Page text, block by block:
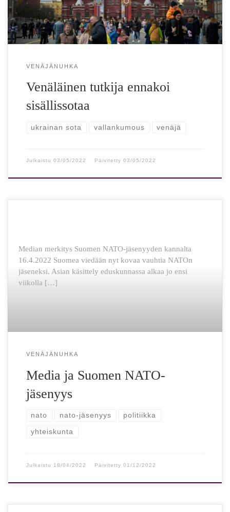
VENÄJÄNUHKA
Venäläinen tutkija ennakoi
sisällissotaa
ukrainan sota vallankumous venäjä
Julkaistu 03/05/2022 Päivitetty 03/05/2022
Median merkitys Suomen NATO-jäsenyyden kannalta
16.4.2022 Suomea viedään nyt kovaa vauhtia NATOn
jäseneksi. Asian käsittely eduskunnassa alkaa jo ensi
viikolla […]
VENÄJÄNUHKA
Media ja Suomen NATO-
jäsenyys
nato nato-jäsenyys politiikka
yhteiskunta
Julkaistu 18/04/2022 Päivitetty 01/12/2022